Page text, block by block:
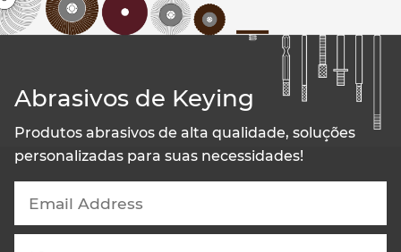
Abrasivos de Keying
Produtos abrasivos de alta qualidade, soluções
personalizadas para suas necessidades!